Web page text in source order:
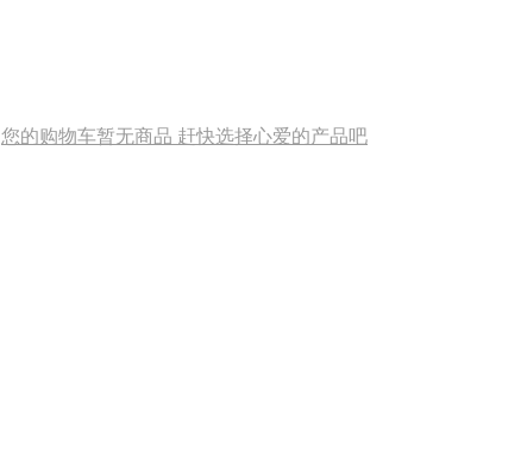
您的购物车暂无商品 赶快选择心爱的产品吧